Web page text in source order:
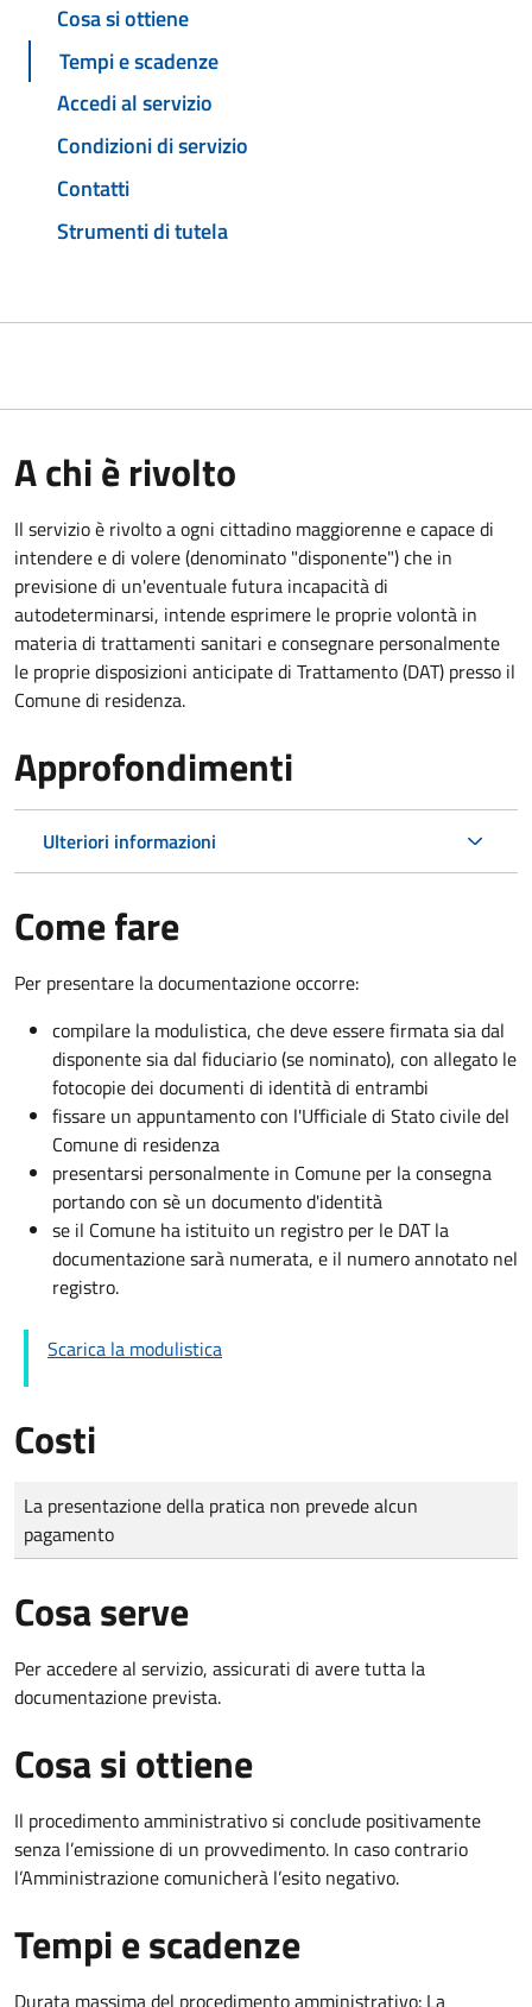
Cosa si ottiene
Tempi e scadenze
Accedi al servizio
Condizioni di servizio
Contatti
Strumenti di tutela
A chi è rivolto
Il servizio è rivolto a ogni cittadino maggiorenne e capace di
intendere e di volere (denominato "disponente") che in
previsione di un'eventuale futura incapacità di
autodeterminarsi, intende esprimere le proprie volontà in
materia di trattamenti sanitari e consegnare personalmente
le proprie disposizioni anticipate di Trattamento (DAT) presso il
Comune di residenza.
Approfondimenti
Ulteriori informazioni
Come fare
Per presentare la documentazione occorre:
compilare la modulistica, che deve essere firmata sia dal
disponente sia dal fiduciario (se nominato), con allegato le
fotocopie dei documenti di identità di entrambi
fissare un appuntamento con l'Ufficiale di Stato civile del
Comune di residenza
presentarsi personalmente in Comune per la consegna
portando con sè un documento d'identità
se il Comune ha istituito un registro per le DAT la
documentazione sarà numerata, e il numero annotato nel
registro.
Scarica la modulistica
Costi
Tipo di pagamento
Importo
La presentazione della pratica non prevede alcun
pagamento
Cosa serve
Per accedere al servizio, assicurati di avere tutta la
documentazione prevista.
Cosa si ottiene
Il procedimento amministrativo si conclude positivamente
senza l’emissione di un provvedimento. In caso contrario
l’Amministrazione comunicherà l’esito negativo.
Tempi e scadenze
Durata massima del procedimento amministrativo: La